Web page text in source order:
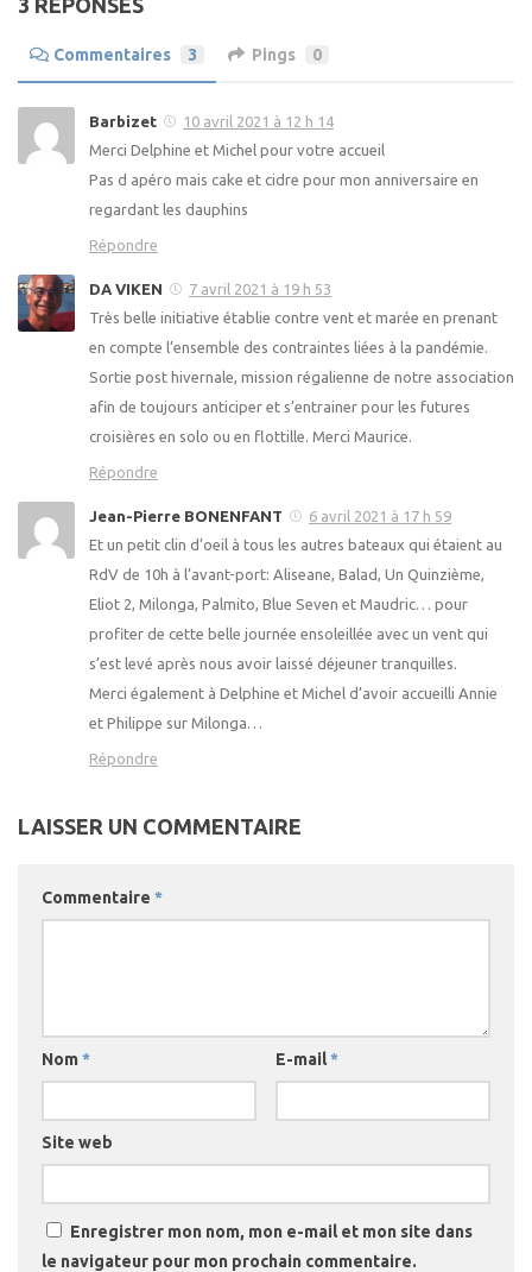
Commentaires 3 Pings 0
Barbizet
10 avril 2021 à 12 h 14
Merci Delphine et Michel pour votre accueil
Pas d apéro mais cake et cidre pour mon anniversaire en
regardant les dauphins
Répondre
DA VIKEN
7 avril 2021 à 19 h 53
Très belle initiative établie contre vent et marée en prenant
en compte l’ensemble des contraintes liées à la pandémie.
Sortie post hivernale, mission régalienne de notre association
afin de toujours anticiper et s’entrainer pour les futures
croisières en solo ou en flottille. Merci Maurice.
Répondre
Jean-Pierre BONENFANT
6 avril 2021 à 17 h 59
Et un petit clin d’oeil à tous les autres bateaux qui étaient au
RdV de 10h à l’avant-port: Aliseane, Balad, Un Quinzième,
Eliot 2, Milonga, Palmito, Blue Seven et Maudric… pour
profiter de cette belle journée ensoleillée avec un vent qui
s’est levé après nous avoir laissé déjeuner tranquilles.
Merci également à Delphine et Michel d’avoir accueilli Annie
et Philippe sur Milonga…
Répondre
LAISSER UN COMMENTAIRE
Commentaire *
Nom * E-mail*
Site web
Enregistrer mon nom, mon e-mail et mon site dans
le navigateur pour mon prochain commentaire.